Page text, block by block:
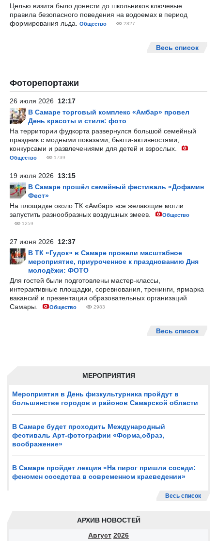
МЕРОПРИЯТИЯ
Мероприятия в День физкультурника пройдут в
большинстве городов и районов Самарской области
В Самаре будет проходить Международный
фестиваль Арт-фотографии «Форма,образ,
воображение»
В Самаре пройдет лекция «На пирог пришли соседи:
феномен соседства в современном краеведении»
Весь список
АРХИВ НОВОСТЕЙ
Август 2026
Целью визита было донести до школьников ключевые
правила безопасного поведения на водоемах в период
формирования льда.
Общество 2827
Весь список
Фоторепортажи
26 июля 2026 12:17
В Самаре торговый комплекс «Амбар» провел
День красоты и стиля: фото
На территории фудкорта развернулся большой семейный
праздник с модными показами, бьюти-активностями,
конкурсами и развлечениями для детей и взрослых.
Общество 1739
19 июля 2026 13:15
В Самаре прошёл семейный фестиваль «Дофамин
Фест»
На площадке около ТК «Амбар» все желающие могли
запустить разнообразных воздушных змеев.
Общество
1259
27 июня 2026 12:37
В ТК «Гудок» в Самаре провели масштабное
мероприятие, приуроченное к празднованию Дня
молодёжи: ФОТО
Для гостей были подготовлены мастер-классы,
интерактивные площадки, соревнования, тренинги, ярмарка
вакансий и презентации образовательных организаций
Самары.
Общество 2983
Весь список